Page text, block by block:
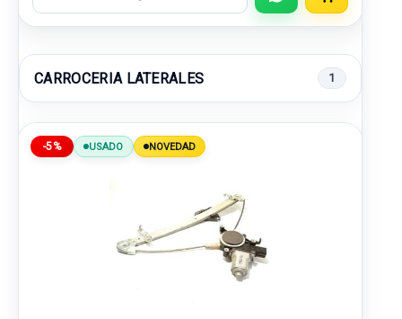
CARROCERIA LATERALES 1
-5% USADO NOVEDAD